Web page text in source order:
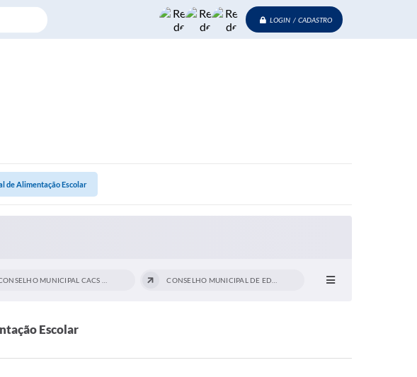
LOGIN / CADASTRO
de Alimentação Escolar
Escolar